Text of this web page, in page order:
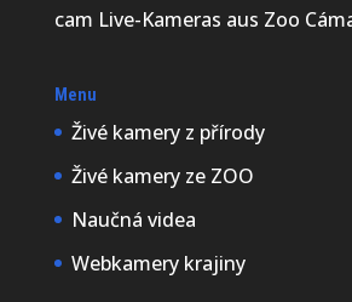
cam Live-Kameras aus Zoo
Menu
Živé kamery z přírody
Živé kamery ze ZOO
Naučná videa
Webkamery krajiny